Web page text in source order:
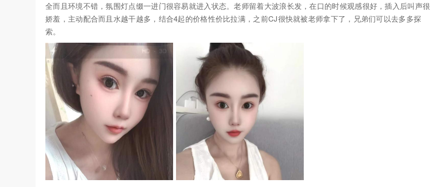
全而且环境不错，氛围灯点缀一进门很容易就进入状态。老师留着大波浪长发，在口的时候观感很好，插入后叫声很
娇羞，主动配合而且水越干越多，结合4起的价格性价比拉满，之前CJ很快就被老师拿下了，兄弟们可以去多多探
索。